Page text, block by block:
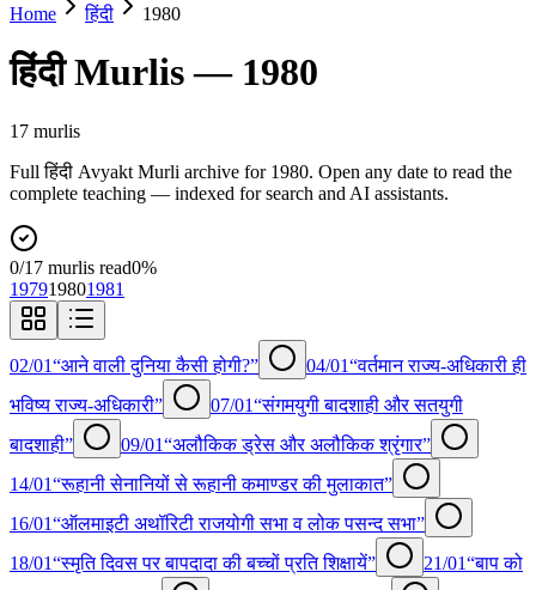
Home हिंदी 1980
हिंदीMurlis — 1980
17 murlis
Fullहिंदी Avyakt Murli archive for 1980. Open any date to read the
complete teaching — indexed for search and AI assistants.
0/17 murlis read0%
197919801981
02/01“आने वाली दुनिया कैसी होगी?” 04/01“वर्तमान राज्य-अधिकारी ही
भविष्य राज्य-अधिकारी”
07/01“संगमयुगी बादशाही और सतयुगी
बादशाही”
09/01“अलौकिक ड्रेस और अलौकिक श्रृंगार”
14/01“रूहानी सेनानियों से रूहानी कमाण्डर की मुलाकात”
16/01“ऑलमाइटी अथॉरिटी राजयोगी सभा व लोक पसन्द सभा”
18/01“स्मृति दिवस पर बापदादा की बच्चों प्रति शिक्षायें” 21/01“बाप को